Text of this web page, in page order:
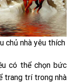
chủ nhà yêu thích
có thể chọn bức
trang trí trong nhà